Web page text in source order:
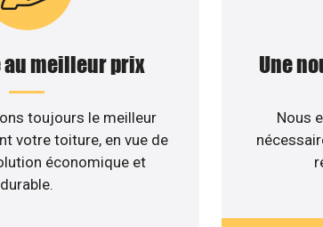
au meilleur prix
toujours le meilleur
votre toiture, en vue de
économique et
durable.
Une
Nous